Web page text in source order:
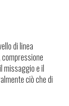
di linea
missaggio e il
ciò che di